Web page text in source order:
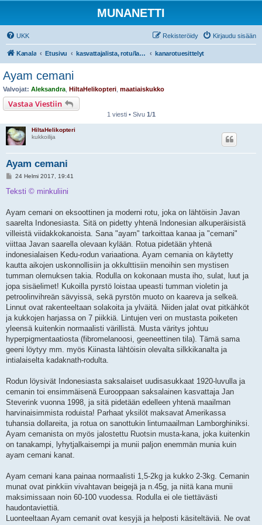
MUNANETTI
UKK Kirjaudu sisään
Rekisteröidy
Kanala Etusivu kasvattajalista, rotu/lajiesittelyt, siipikarjatarvikekaupat kanarotuesittelyt
Ayam cemani
Valvojat: Aleksandra HiltaHelikopteri maatiaiskukko
Vastaa Viestiin
1 viesti • Sivu 1/1
HiltaHelikopteri
kukkoilija
Ayam cemani
V
e
i
24 Helmi 2017, 19:41
Teksti © minkuliini
Ayam cemani on eksoottinen ja moderni rotu, joka on lähtöisin Javan
saarelta Indonesiasta. Sitä on pidetty yhtenä Indonesian alkuperäisistä
villeistä viidakkokanoista. Sana "ayam" tarkoittaa kanaa ja "cemani"
viittaa Javan saarella olevaan kylään. Rotua pidetään yhtenä
indonesialaisen Kedu-rodun variaationa. Ayam cemania on käytetty
kautta aikojen uskonnollisiin ja okkulttisiin menoihin sen mystisen
tumman olemuksen takia. Rodulla on kokonaan musta iho, sulat, luut ja
jopa sisäelimet! Kukoilla pyrstö loistaa upeasti tumman violetin ja
petroolinvihreän sävyissä, sekä pyrstön muoto on kaareva ja selkeä.
Linnut ovat rakenteeltaan solakoita ja ylväitä. Niiden jalat ovat pitkähköt
ja kukkojen harjassa on 7 piikkiä. Lintujen veri on mustasta poiketen
yleensä kuitenkin normaalisti värillistä. Musta väritys johtuu
hyperpigmentaatiosta (fibromelanoosi, geeneettinen tila). Tämä sama
geeni löytyy mm. myös Kiinasta lähtöisin olevalta silkkikanalta ja
intialaiselta kadaknath-rodulta.
Rodun löysivät Indonesiasta saksalaiset uudisasukkaat 1920-luvulla ja
cemanin toi ensimmäisenä Eurooppaan saksalainen kasvattaja Jan
Steverink vuonna 1998, ja sitä pidetään edelleen yhtenä maailman
harvinaisimmista roduista! Parhaat yksilöt maksavat Amerikassa
tuhansia dollareita, ja rotua on sanottukin lintumaailman Lamborghiniksi.
Ayam cemanista on myös jalostettu Ruotsin musta-kana, joka kuitenkin
on tanakampi, lyhytjalkaisempi ja munii paljon enemmän munia kuin
ayam cemani kanat.
Ayam cemani kana painaa normaalisti 1,5-2kg ja kukko 2-3kg. Cemanin
munat ovat pinkkiin vivahtavan beigejä ja n.45g, ja niitä kana munii
maksimissaan noin 60-100 vuodessa. Rodulla ei ole tiettävästi
haudontaviettiä.
Luonteeltaan Ayam cemanit ovat kesyjä ja helposti käsiteltäviä. Ne ovat